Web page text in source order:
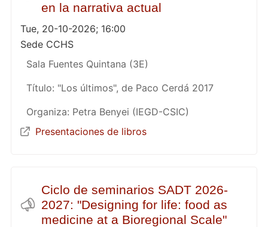
en la narrativa actual
Tue, 20-10-2026; 16:00
Sede CCHS
Sala Fuentes Quintana (3E)
Título: "Los últimos", de Paco Cerdá 2017
Organiza: Petra Benyei (IEGD-CSIC)
Presentaciones de libros
Ciclo de seminarios SADT 2026-
2027: "Designing for life: food as
medicine at a Bioregional Scale"